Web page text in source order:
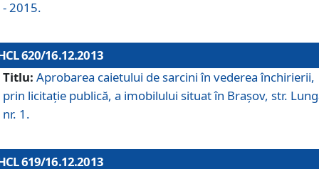
- 2015.
620/16.12.2013
Titlu: Aprobarea caietului de sarcini în vederea închirierii,
prin licitaţie publică, a imobilului situat în Braşov, str.
nr. 1.
619/16.12.2013